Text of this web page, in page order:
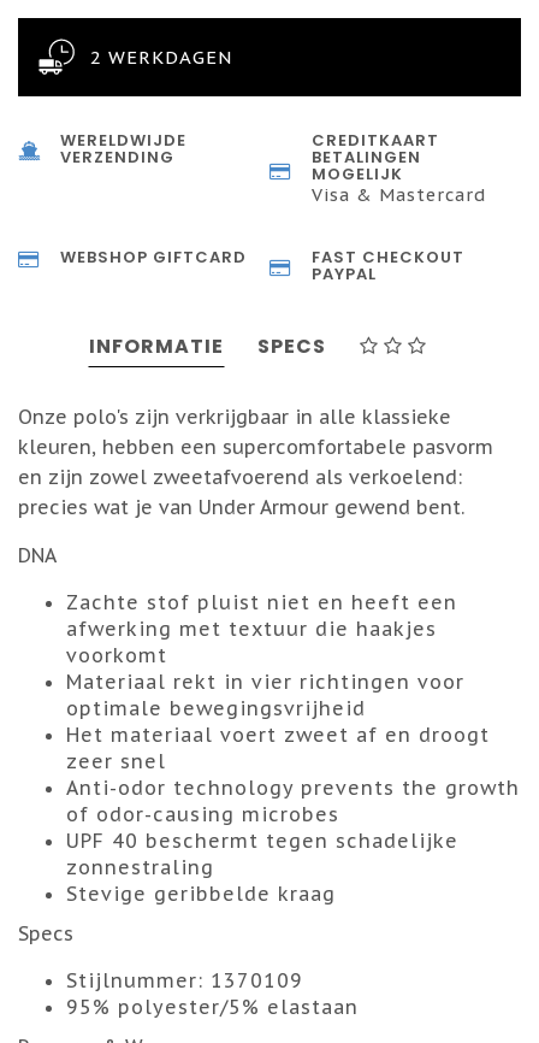
2 WERKDAGEN
WERELDWIJDE
VERZENDING
CREDITKAART
BETALINGEN
MOGELIJK
Visa & Mastercard
WEBSHOP GIFTCARD FAST CHECKOUT
PAYPAL
INFORMATIE SPECS
Onze polo's zijn verkrijgbaar in alle klassieke
kleuren, hebben een supercomfortabele pasvorm
en zijn zowel zweetafvoerend als verkoelend:
precies wat je van Under Armour gewend bent.
DNA
Zachte stof pluist niet en heeft een
afwerking met textuur die haakjes
voorkomt
Materiaal rekt in vier richtingen voor
optimale bewegingsvrijheid
Het materiaal voert zweet af en droogt
zeer snel
Anti-odor technology prevents the growth
of odor-causing microbes
UPF 40 beschermt tegen schadelijke
zonnestraling
Stevige geribbelde kraag
Specs
Stijlnummer: 1370109
95% polyester/5% elastaan